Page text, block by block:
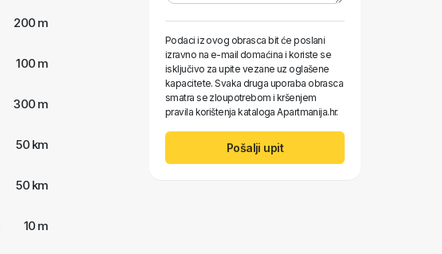
200 m
100 m
300 m
50 km
50 km
10 m
Podaci iz ovog obrasca bit će poslani
izravno na e-mail domaćina i koriste se
isključivo za upite vezane uz oglašene
kapacitete. Svaka druga uporaba obrasca
smatra se zloupotrebom i kršenjem
pravila korištenja kataloga Apartmanija.hr.
Pošalji upit